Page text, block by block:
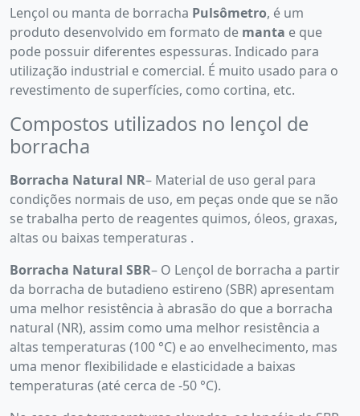
Lençol ou manta de borracha Pulsômetro, é um
produto desenvolvido em formato de manta e que
pode possuir diferentes espessuras. Indicado para
utilização industrial e comercial. É muito usado para o
revestimento de superfícies, como cortina, etc.
Compostos utilizados no lençol de
borracha
Borracha Natural NR– Material de uso geral para
condições normais de uso, em peças onde que se não
se trabalha perto de reagentes quimos, óleos, graxas,
altas ou baixas temperaturas .
Borracha Natural SBR– O Lençol de borracha a partir
da borracha de butadieno estireno (SBR) apresentam
uma melhor resistência à abrasão do que a borracha
natural (NR), assim como uma melhor resistência a
altas temperaturas (100 °C) e ao envelhecimento, mas
uma menor flexibilidade e elasticidade a baixas
temperaturas (até cerca de -50 °C).